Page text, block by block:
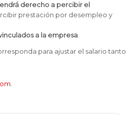
derecho a percibir el
prestación por desempleo y
a la empresa
para ajustar el salario tanto